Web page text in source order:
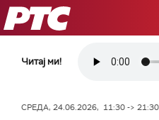
РТС
Читај ми!
СРЕДА, 24.06.2026, 11:30 -> 21:30